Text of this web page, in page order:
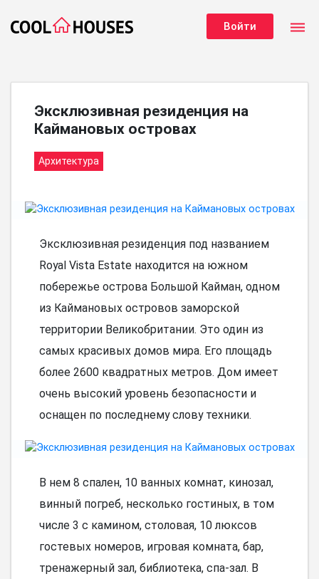
Войти dehaze
Эксклюзивная резиденция на
Каймановых островах
Архитектура
Эксклюзивная резиденция под названием
Royal Vista Estate находится на южном
побережье острова Большой Кайман, одном
из Каймановых островов заморской
территории Великобритании. Это один из
самых красивых домов мира. Его площадь
более 2600 квадратных метров. Дом имеет
очень высокий уровень безопасности и
оснащен по последнему слову техники.
В нем 8 спален, 10 ванных комнат, кинозал,
винный погреб, несколько гостиных, в том
числе 3 с камином, столовая, 10 люксов
гостевых номеров, игровая комната, бар,
тренажерный зал, библиотека, спа-зал. В